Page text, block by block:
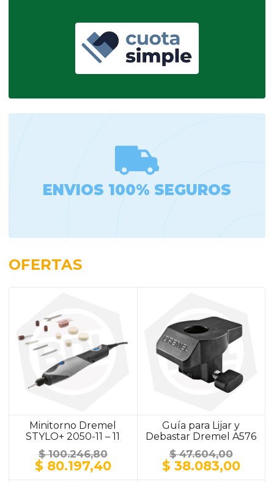
ENVIOS 100% SEGUROS
OFERTAS
Minitorno Dremel
STYLO+ 2050-11 – 11
$100.246,80
El
precio
$ 80.197,40El
Guía para Lijar y
Debastar Dremel A576
$47.604,00
El
precio
$ 38.083,00El